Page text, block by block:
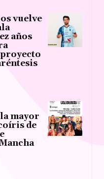
vuelve
años
mayor
de